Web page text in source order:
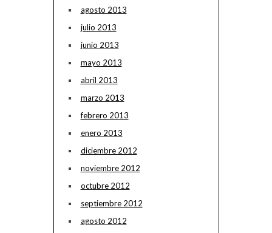
agosto 2013
julio 2013
junio 2013
mayo 2013
abril 2013
marzo 2013
febrero 2013
enero 2013
diciembre 2012
noviembre 2012
octubre 2012
septiembre 2012
agosto 2012